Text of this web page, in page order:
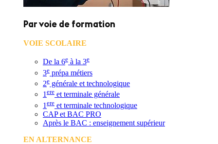
Par voie de formation
VOIE SCOLAIRE
De la 6e à la 3e
3e prépa métiers
2e générale et technologique
1 ere et terminale générale
1 ere et terminale technologique
CAP et BAC PRO
Après le BAC : enseignement supérieur
EN ALTERNANCE